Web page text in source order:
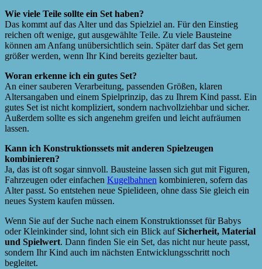
Wie viele Teile sollte ein Set haben?
Das kommt auf das Alter und das Spielziel an. Für den Einstieg
reichen oft wenige, gut ausgewählte Teile. Zu viele Bausteine
können am Anfang unübersichtlich sein. Später darf das Set gern
größer werden, wenn Ihr Kind bereits gezielter baut.
Woran erkenne ich ein gutes Set?
An einer sauberen Verarbeitung, passenden Größen, klaren
Altersangaben und einem Spielprinzip, das zu Ihrem Kind passt. Ein
gutes Set ist nicht kompliziert, sondern nachvollziehbar und sicher.
Außerdem sollte es sich angenehm greifen und leicht aufräumen
lassen.
Kann ich Konstruktionssets mit anderen Spielzeugen
kombinieren?
Ja, das ist oft sogar sinnvoll. Bausteine lassen sich gut mit Figuren,
Fahrzeugen oder einfachen Kugelbahnen kombinieren, sofern das
Alter passt. So entstehen neue Spielideen, ohne dass Sie gleich ein
neues System kaufen müssen.
Wenn Sie auf der Suche nach einem Konstruktionsset für Babys
oder Kleinkinder sind, lohnt sich ein Blick aufSicherheit, Material
und Spielwert. Dann finden Sie ein Set, das nicht nur heute passt,
sondern Ihr Kind auch im nächsten Entwicklungsschritt noch
begleitet.